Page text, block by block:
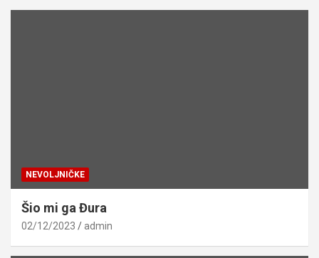
NEVOLJNIČKE
Šio mi ga Đura
02/12/2023 admin